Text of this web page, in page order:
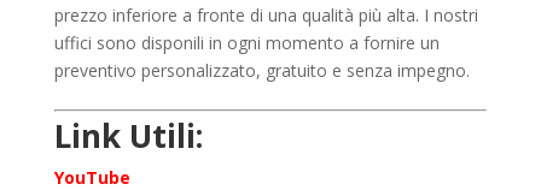
prezzo inferiore a fronte di una qualità più alta. I nostri
uffici sono disponili in ogni momento a fornire un
preventivo personalizzato, gratuito e senza impegno.
Link Utili:
YouTube